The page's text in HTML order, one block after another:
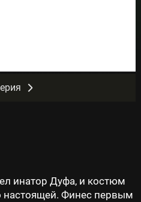
инатор Дуфа, и костюм
настоящей. Финес первым